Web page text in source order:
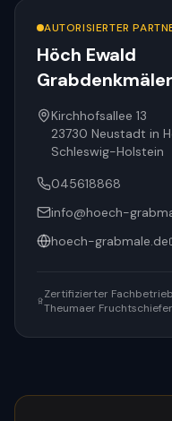
AUTORISIERTER
Höch Ewald
Kirchhofsallee 13
23730 Neustadt in
Schleswig-Holstein
045618868
info@hoech-
hoech-grabmale.de
Zertifizierter
Theumaer